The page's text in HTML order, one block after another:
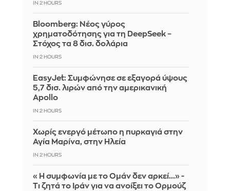
IN 2 HOURS
Bloomberg: Νέος γύρος
χρηματοδότησης για τη DeepSeek –
Στόχος τα 8 δισ. δολάρια
IN 2 HOURS
EasyJet: Συμφώνησε σε εξαγορά ύψους
5,7 δισ. λιρών από την αμερικανική
Apollo
IN 2 HOURS
Χωρίς ενεργό μέτωπο η πυρκαγιά στην
Αγία Μαρίνα, στην Ηλεία
IN 2 HOURS
«Η συμφωνία με το Ομάν δεν αρκεί...» -
Τι ζητά το Ιράν για να ανοίξει το Ορμούζ